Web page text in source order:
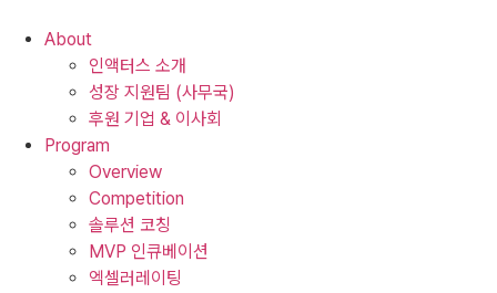
About
인액터스 소개
성장 지원팀 (사무국)
후원 기업 & 이사회
Program
Overview
Competition
솔루션 코칭
MVP 인큐베이션
엑셀러레이팅